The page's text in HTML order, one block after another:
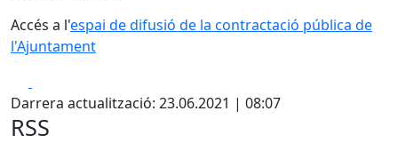
Accés a l'espai de difusió de la contractació pública de
l'Ajuntament
Darrera actualització: 23.06.2021 | 08:07
RSS